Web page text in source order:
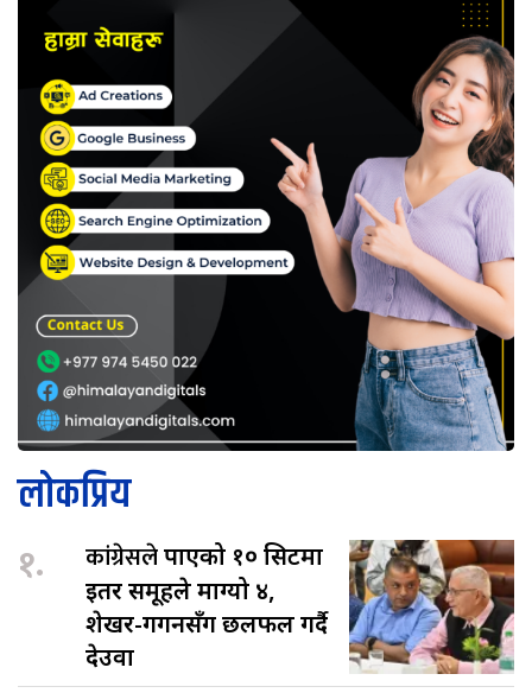
लोकप्रिय
१. कांग्रेसलेपाएको १० सिटमा
इतर समूहले माग्यो ४,
शेखर-गगनसँग छलफल गर्दै
देउवा